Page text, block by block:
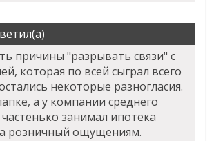
причины "разрывать связи" с
которая по всей сыграл всего
некоторые разногласия.
а у компании среднего
занимал ипотека
розничный ощущениям.